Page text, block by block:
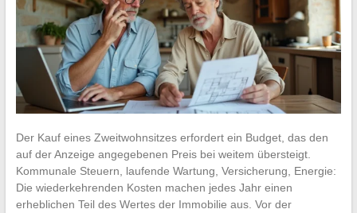
Der Kauf eines Zweitwohnsitzes erfordert ein Budget, das den
auf der Anzeige angegebenen Preis bei weitem übersteigt.
Kommunale Steuern, laufende Wartung, Versicherung, Energie:
Die wiederkehrenden Kosten machen jedes Jahr einen
erheblichen Teil des Wertes der Immobilie aus. Vor der